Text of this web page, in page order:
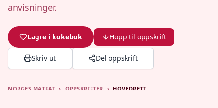
anvisninger.
Lagre i kokebok Hopp til oppskrift
Skriv ut Del oppskrift
NORGES MATFAT › OPPSKRIFTER › HOVEDRETT